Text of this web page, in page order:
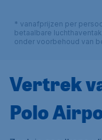
* vanafprijzen per
betaalbare
onder voorbehoud van
Vertrek
Polo